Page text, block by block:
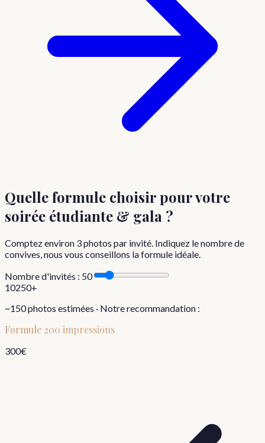
Quelle formule choisirpour votre
soirée étudiante & gala ?
Comptez environ 3photos par invité. Indiquez le nombre de
convives, nous vous conseillons la formule idéale.
Nombre d'invités : 50
10250+
~150photos estimées · Notre recommandation :
Formule 200 impressions
300€